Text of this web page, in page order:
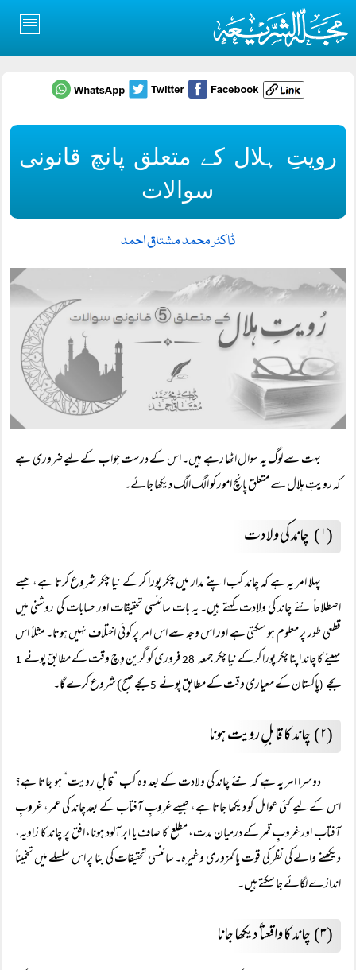
رویتِ ہلال کے متعلق پانچ قانونی
سوالات
ڈاکٹر محمد مشتاق احمد
بہت سے لوگ یہ سوال اٹھا رہے ہیں۔ اس کے درست جواب کے لیے ضروری ہے
کہ رویتِ ہلال سے متعلق پانچ امور کو الگ الگ دیکھا جائے۔
(۱) چاند کی ولادت
پہلا امر یہ ہے کہ چاند کب اپنے مدار میں چکر پورا کر کے نیا چکر شروع کرتا ہے، جسے
اصطلاحاً نئے چاند کی ولادت کہتے ہیں۔ یہ بات سائنسی تحقیقات اور حسابات کی روشنی میں
قطعی طور پر معلوم ہو سکتی ہے اور اس وجہ سے اس امر پر کوئی اختلاف نہیں ہوتا۔ مثلاً اس
مہینے کا چاند اپنا چکر پورا کر کے نیا چکر جمعہ
فروری کو گرین وِچ وقت کے مطابق پونے
بجے (پاکستان کے معیاری وقت کے مطابق پونے بجے صبح) شروع کرے گا۔
(۲) چاند کا قابلِ رویت ہونا
دوسرا امر یہ ہے کہ نئے چاند کی ولادت کے بعد وہ کب ”قابلِ رویت“ ہو جاتا ہے؟
اس کے لیے کئی عوامل کو دیکھا جاتا ہے، جیسے غروبِ آفتاب کے بعد چاند کی عمر، غروبِ
آفتاب اور غروبِ قمر کے درمیان مدت، مطلع کا صاف یا ابر آلود ہونا، افق پر چاند کا زاویہ،
دیکھنے والے کی نظر کی قوت یا کمزوری وغیرہ۔ سائنسی تحقیقات کی بنا پر اس سلسلے میں تخمیناً
اندازے لگائے جا سکتے ہیں۔
(۳) چاند کا واقعتاً دیکھا جانا